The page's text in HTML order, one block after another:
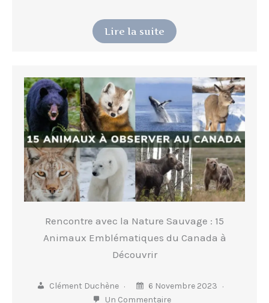
Lire la suite
Rencontre avec la Nature Sauvage : 15
Animaux Emblématiques du Canada à
Découvrir
Clément Duchène
6 Novembre 2023
Un Commentaire